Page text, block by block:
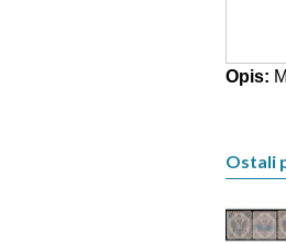
Opis:
Ostali